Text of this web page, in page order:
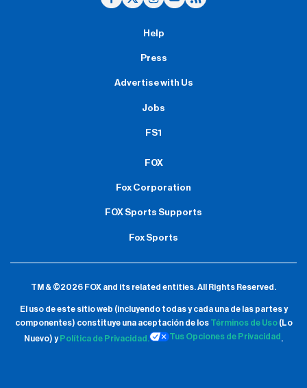
Help
Press
Advertise with Us
Jobs
FS1
FOX
Fox Corporation
FOX Sports Supports
Fox Sports
TM & ©2026 FOX and its related entities.All Rights Reserved.
El uso de este sitio web (incluyendo todas y cada una de las partes y
componentes) constituye una aceptación de los Términos de Uso(Lo
Nuevo) y Política de Privacidad. Tus Opciones de Privacidad .